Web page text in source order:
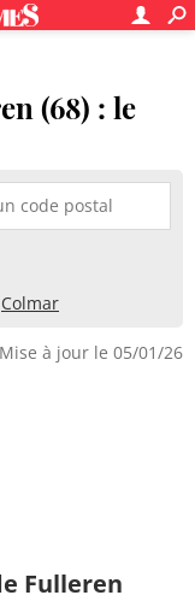
(68) : le
Colmar
Mise à jour le 05/01/26
Fulleren